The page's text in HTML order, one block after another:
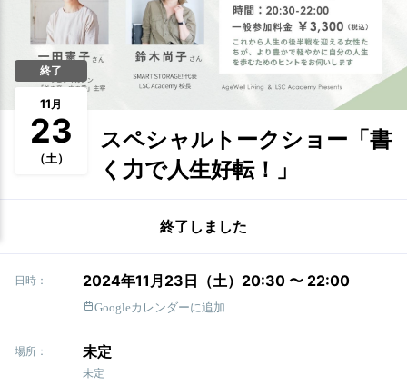
終了
11月
23
（土）
スペシャルトークショー「書
く力で人生好転！」
終了しました
日時： 2024年11月23日（土）20:30 〜 22:00
Googleカレンダーに追加
場所： 未定
未定